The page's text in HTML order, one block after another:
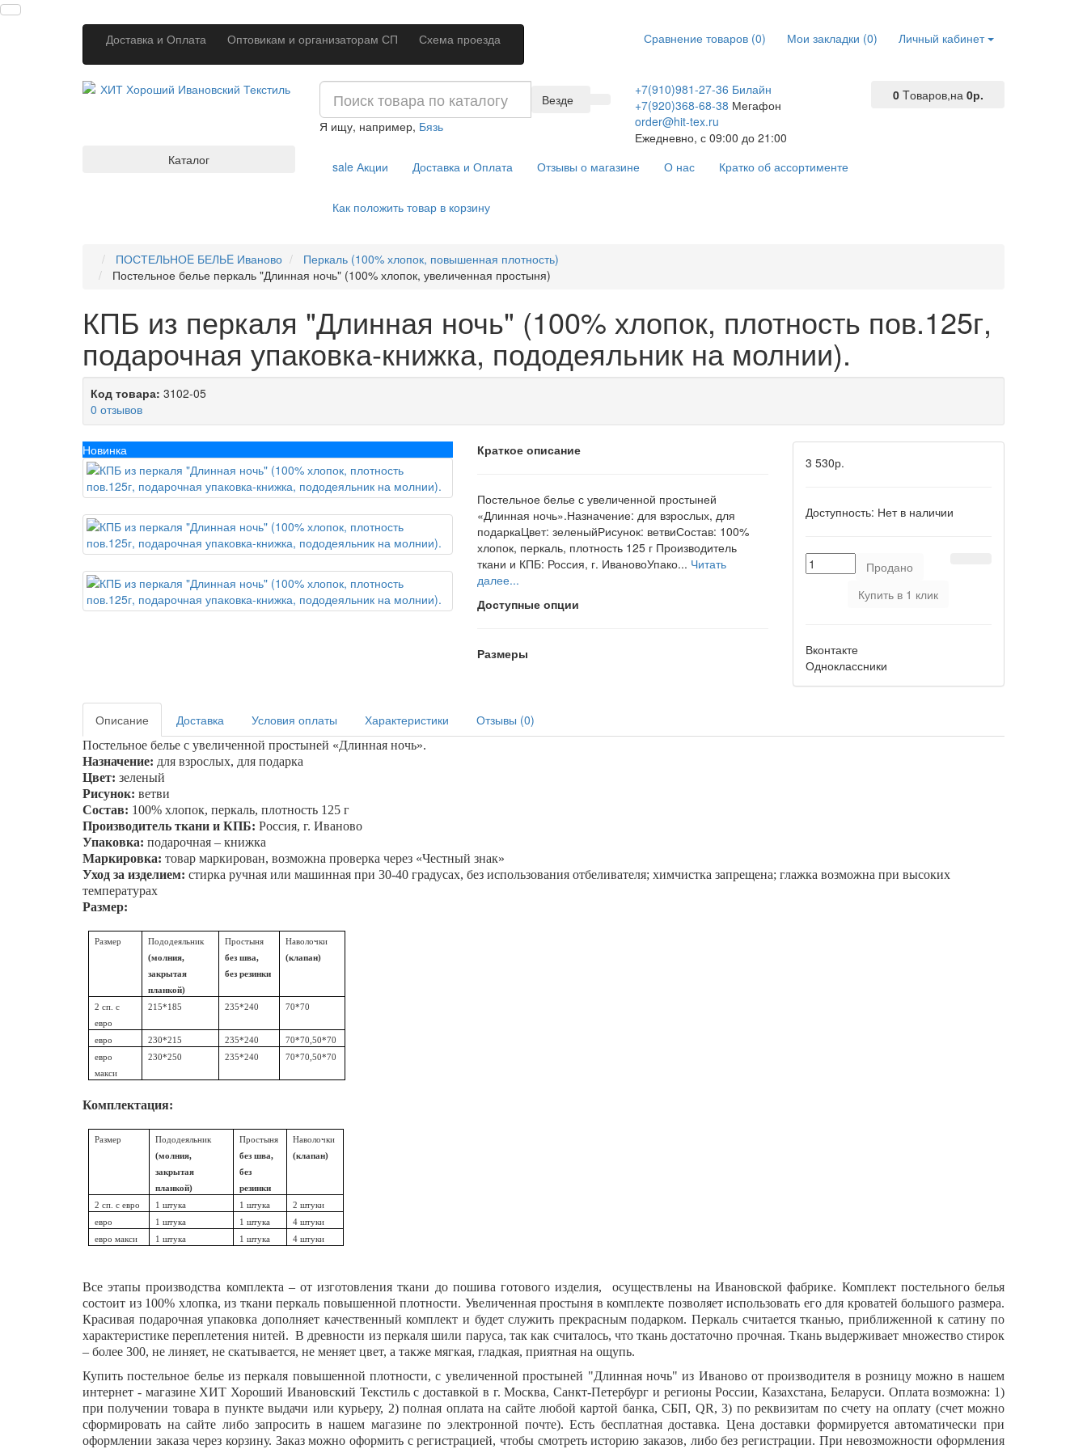
Доставка и Оплата Оптовикам и организаторам СП Схема проезда Личный кабинет
Мои закладки (0)
Сравнение товаров (0)
+7(910)981-27-36 Билайн
+7(920)368-68-38 Мегафон
order@hit-tex.ru
Ежедневно, с 09:00 до 21:00
0 Tоваров,на 0р.
Везде
Я ищу, например, Бязь
saleАкции Доставка и Оплата Отзывы о магазине О нас Кратко об ассортименте
Как положить товар в корзину
Каталог
ПОСТЕЛЬНОE БЕЛЬE Иваново
Перкаль (100% хлопок, повышенная плотность)
Постельное белье перкаль "Длинная ночь" (100% хлопок, увеличенная простыня)
КПБ из перкаля "Длинная ночь" (100% хлопок, плотность пов.125г,
подарочная упаковка-книжка, пододеяльник на молнии).
Код товара: 3102-05
0 отзывов
Новинка Краткое описание
Постельное белье с увеличенной простыней
«Длинная ночь».Назначение: для взрослых, для
подаркаЦвет: зеленыйРисунок: ветвиСостав: 100%
хлопок, перкаль, плотность 125 г Производитель
ткани и КПБ: Россия, г. ИвановоУпако... Читать
далее...
Доступные опции
Размеры
3 530р.
Доступность: Нет в наличии
Продано
Купить в 1 клик
Вконтакте
Одноклассники
Описание Доставка Условия оплаты Характеристики Отзывы (0)
Постельное белье с увеличенной простыней «Длинная ночь».
Назначение: для взрослых, для подарка
Цвет: зеленый
Рисунок: ветви
Состав: 100% хлопок, перкаль, плотность 125 г
Производитель ткани и КПБ: Россия, г. Иваново
Упаковка: подарочная – книжка
Маркировка: товар маркирован, возможна проверка через «Честный знак»
Уход за изделием: стирка ручная или машинная при 30-40 градусах, без использования отбеливателя; химчистка запрещена; глажка возможна при высоких
температурах
Размер:
Размер
Пододеяльник
(молния,
закрытая
планкой)
Простыня
без шва,
без резинки
Наволочки
(клапан)
2 сп. с
евро
215*185 235*240 70*70
евро 230*215 235*240
70*70,50*70
евро
макси
230*250 235*240 70*70,50*70
Комплектация:
Размер
Пододеяльник
(молния,
закрытая
планкой)
Простыня
без шва,
без
резинки
Наволочки
(клапан)
2 сп. с евро 1 штука 1 штука
2 штуки
евро
1 штука 1 штука
4 штуки
евро макси
1 штука 1 штука 4 штуки
Все этапы производства комплекта – от изготовления ткани до пошива готового изделия, осуществлены на Ивановской фабрике. Комплект постельного белья
состоит из 100% хлопка, из ткани перкаль повышенной плотности. Увеличенная простыня в комплекте позволяет использовать его для кроватей большого размера.
Красивая подарочная упаковка дополняет качественный комплект и будет служить прекрасным подарком. Перкаль считается тканью, приближенной к сатину по
характеристике переплетения нитей. В древности из перкаля шили паруса, так как считалось, что ткань достаточно прочная. Ткань выдерживает множество стирок
– более 300, не линяет, не скатывается, не меняет цвет, а также мягкая, гладкая, приятная на ощупь.
Купить постельное белье из перкаля повышенной плотности, с увеличенной простыней "Длинная ночь" из Иваново от производителя в розницу можно в нашем
интернет - магазине ХИТ Хороший Ивановский Текстиль с доставкой в г. Москва, Санкт-Петербург и регионы России, Казахстана, Беларуси. Оплата возможна: 1)
при получении товара в пункте выдачи или курьеру, 2) полная оплата на сайте любой картой банка, СБП, QR, 3) по реквизитам по счету на оплату (счет можно
сформировать на сайте либо запросить в нашем магазине по электронной почте). Есть бесплатная доставка. Цена доставки формируется автоматически при
оформлении заказа через корзину. Заказ можно оформить с регистрацией, чтобы смотреть историю заказов, либо без регистрации. При невозможности оформления